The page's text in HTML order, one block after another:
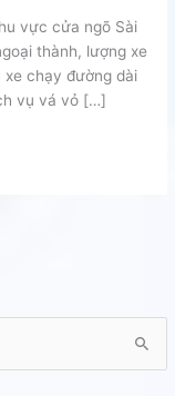
vực cửa ngõ Sài
thành, lượng xe
chạy đường dài
vụ vá vỏ […]